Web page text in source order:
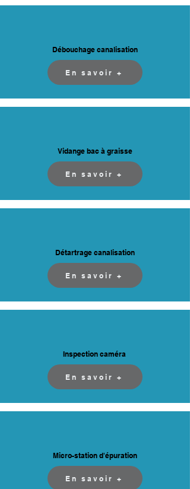
Débouchage canalisation
En savoir +
Vidange bac à graisse
En savoir +
Détartrage canalisation
En savoir +
Inspection caméra
En savoir +
Micro-station d'épuration
En savoir +